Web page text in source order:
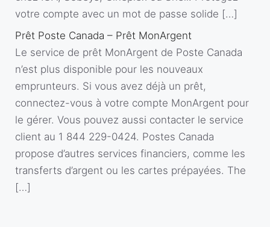
votre compte avec un mot de passe solide […]
Prêt Poste Canada – Prêt MonArgent
Le service de prêt MonArgent de Poste Canada
n’est plus disponible pour les nouveaux
emprunteurs. Si vous avez déjà un prêt,
connectez-vous à votre compte MonArgent pour
le gérer. Vous pouvez aussi contacter le service
client au 1 844 229-0424. Postes Canada
propose d’autres services financiers, comme les
transferts d’argent ou les cartes prépayées. The
[…]